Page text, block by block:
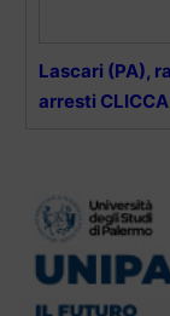
Lascari (PA),
arresti CLICCA